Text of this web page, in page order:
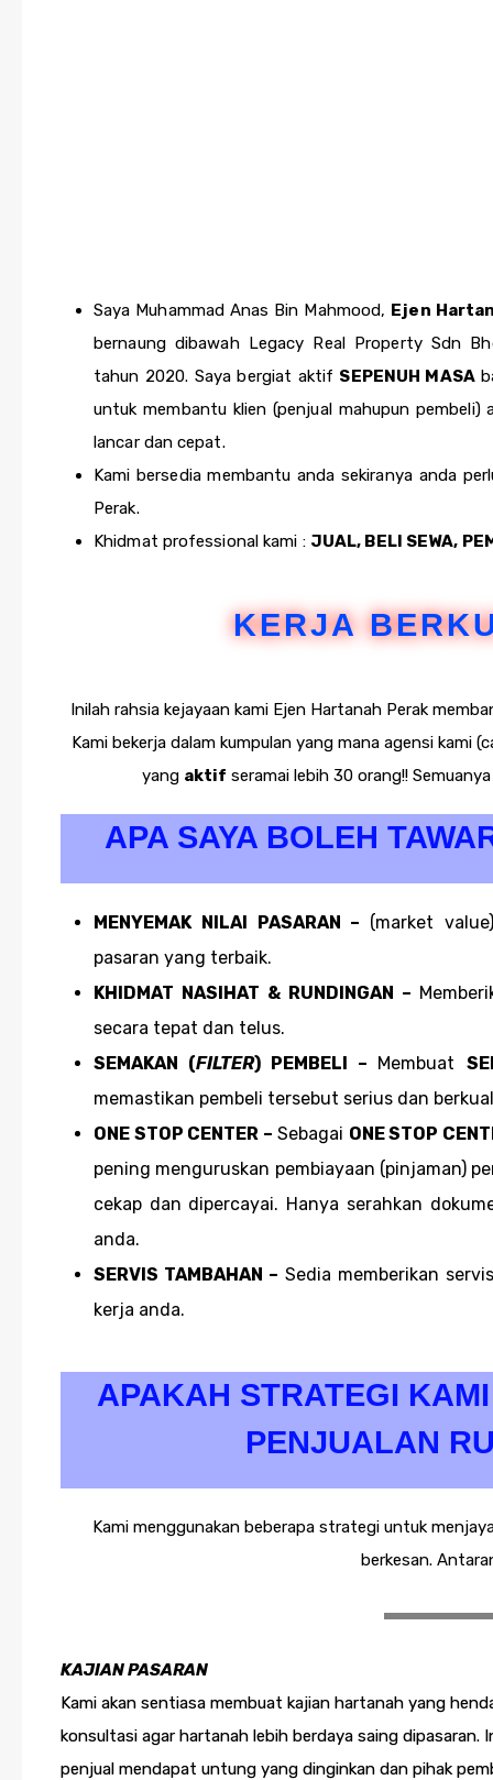
Saya Muhammad Anas Bin Mahmood, Ejen
bernaung dibawah Legacy Real Property Sdn
tahun 2020. Saya bergiat aktif SEPENUH MASA
untuk membantu klien (penjual mahupun
lancar dan cepat.
Kami bersedia membantu anda sekiranya anda
Perak.
Khidmat professional kami : JUAL, BELI SEWA,
KERJA
Inilah rahsia kejayaan kami Ejen Hartanah Perak
Kami bekerja dalam kumpulan yang mana agensi kami
yang aktif seramai lebih 30 orang!!
APA SAYA BOLEH
MENYEMAK NILAI PASARAN – (market
pasaran yang terbaik.
KHIDMAT NASIHAT & RUNDINGAN –
secara tepat dan telus.
SEMAKAN (FILTER) PEMBELI – Membuat
memastikan pembeli tersebut serius dan
ONE STOP CENTER – Sebagai ONE STOP
pening menguruskan pembiayaan (pinjaman)
cekap dan dipercayai. Hanya serahkan
anda.
SERVIS TAMBAHAN – Sedia memberikan
kerja anda.
APAKAH STRATEGI
PENJUALAN
Kami menggunakan beberapa strategi untuk
berkesan.
KAJIANPASARAN
Kami akan sentiasa membuat kajian hartanah yang
konsultasi agar hartanah lebih berdaya saing dipasaran.
penjual mendapat untung yang dinginkan dan pihak